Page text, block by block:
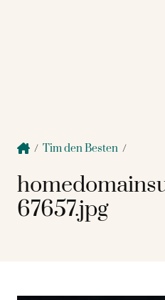
/ Tim den Besten /
67657.jpg